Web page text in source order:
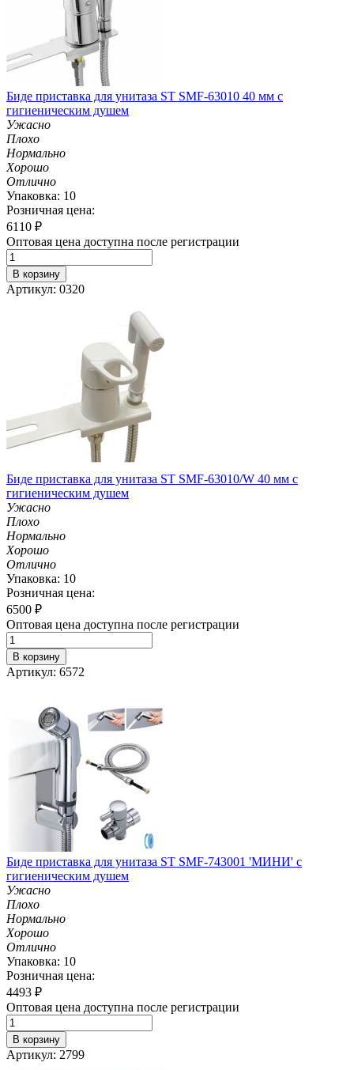
Биде приставка для унитаза ST SMF-63010 40 мм с
гигиеническим душем
Ужасно
Плохо
Нормально
Хорошо
Отлично
Упаковка: 10
Розничная цена:
6110 ₽
Оптовая цена доступна после регистрации
В корзину
Артикул: 0320
Биде приставка для унитаза ST SMF-63010/W 40 мм с
гигиеническим душем
Ужасно
Плохо
Нормально
Хорошо
Отлично
Упаковка: 10
Розничная цена:
6500 ₽
Оптовая цена доступна после регистрации
В корзину
Артикул: 6572
Биде приставка для унитаза ST SMF-743001 'МИНИ' с
гигиеническим душем
Ужасно
Плохо
Нормально
Хорошо
Отлично
Упаковка: 10
Розничная цена:
4493 ₽
Оптовая цена доступна после регистрации
В корзину
Артикул: 2799